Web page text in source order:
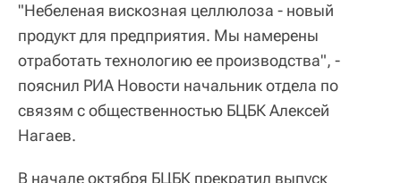
"Небеленая вискозная целлюлоза - новый
продукт для предприятия. Мы намерены
отработать технологию ее производства", -
пояснил РИА Новости начальник отдела по
связям с общественностью БЦБК Алексей
Нагаев.
В начале октября БЦБК прекратил выпуск